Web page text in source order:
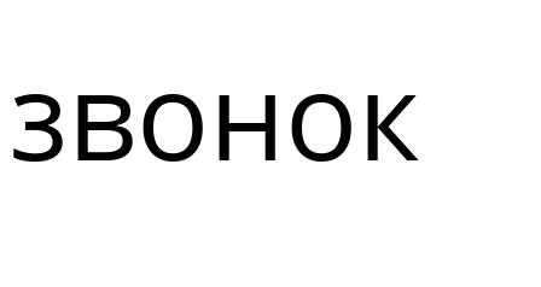
звонок